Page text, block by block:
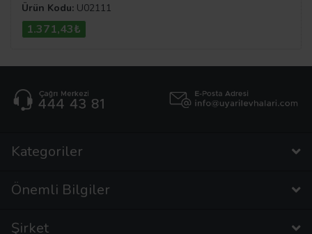
Ürün Kodu: U02111
1.371,43₺
Kategoriler
Önemli Bilgiler
Şirket